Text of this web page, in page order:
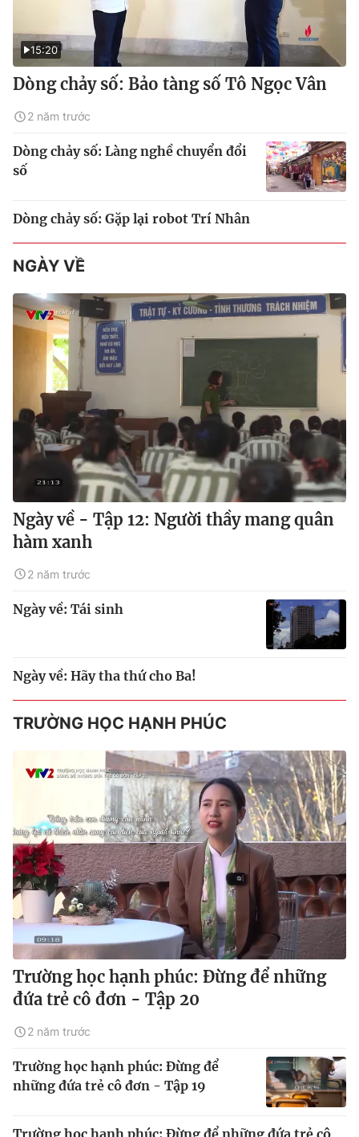
15:20
Dòng chảy số: Bảo tàng số Tô Ngọc Vân
2 năm trước
Dòng chảy số: Làng nghề chuyển đổi
số
Dòng chảy số: Gặp lại robot Trí Nhân
NGÀY VỀ
Ngày về - Tập 12: Người thầy mang quân
hàm xanh
2 năm trước
Ngày về: Tái sinh
Ngày về: Hãy tha thứ cho Ba!
TRƯỜNG HỌC HẠNH PHÚC
Trường học hạnh phúc: Đừng để những
đứa trẻ cô đơn - Tập 20
2 năm trước
Trường học hạnh phúc: Đừng để
những đứa trẻ cô đơn - Tập 19
Trường học hạnh phúc: Đừng để những đứa trẻ cô